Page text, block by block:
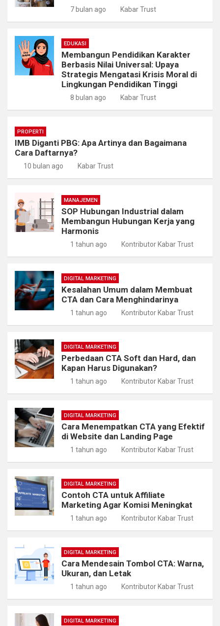
7 bulan ago Kabar Trust
EDUKASI
Membangun Pendidikan Karakter
Berbasis Nilai Universal: Upaya
Strategis Mengatasi Krisis Moral di
Lingkungan Pendidikan Tinggi
8 bulan ago Kabar Trust
PROPERTI
IMB Diganti PBG: Apa Artinya dan Bagaimana
Cara Daftarnya?
10 bulan ago Kabar Trust
MANAJEMEN
SOP Hubungan Industrial dalam
Membangun Hubungan Kerja yang
Harmonis
1 tahun ago Kontributor Kabar Trust
DIGITAL MARKETING
Kesalahan Umum dalam Membuat
CTA dan Cara Menghindarinya
1 tahun ago Kontributor Kabar Trust
DIGITAL MARKETING
Perbedaan CTA Soft dan Hard, dan
Kapan Harus Digunakan?
1 tahun ago Kontributor Kabar Trust
DIGITAL MARKETING
Cara Menempatkan CTA yang Efektif
di Website dan Landing Page
1 tahun ago Kontributor Kabar Trust
DIGITAL MARKETING
Contoh CTA untuk Affiliate
Marketing Agar Komisi Meningkat
1 tahun ago Kontributor Kabar Trust
DIGITAL MARKETING
Cara Mendesain Tombol CTA: Warna,
Ukuran, dan Letak
1 tahun ago Kontributor Kabar Trust
DIGITAL MARKETING